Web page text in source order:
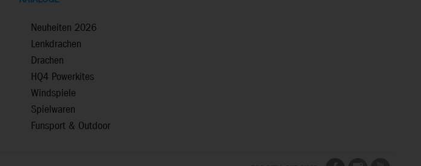
Neuheiten 2026
Lenkdrachen
Drachen
HQ4 Powerkites
Windspiele
Spielwaren
Funsport & Outdoor